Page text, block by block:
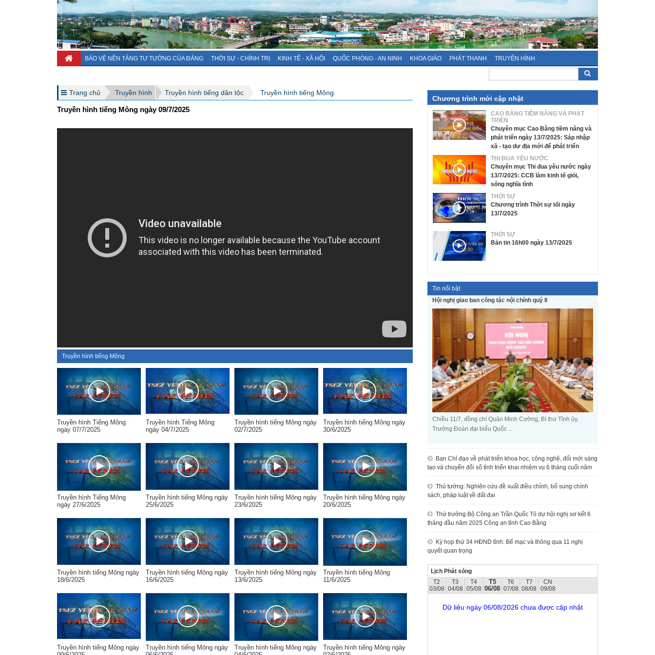
BẢO VỆ NỀN TẢNG TƯ TƯỞNG CỦA ĐẢNG THỜI SỰ - CHÍNH TRỊ KINH TẾ - XÃ HỘI QUỐC PHÒNG - AN NINH KHOA GIÁO PHÁT THANH TRUYỀN HÌNH
Trang chủ Truyền hình Truyền hình tiếng dân tộc Truyền hình tiếng Mông
Truyền hình tiếng Mông ngày 09/7/2025
Truyền hình tiếng Mông
Truyền hình Tiếng Mông
ngày 07/7/2025
Truyền hình Tiếng Mông
ngày 04/7/2025
Truyền hình tiếng Mông ngày
02/7/2025
Truyền hình tiếng Mông ngày
30/6/2025
Truyền hình Tiếng Mông
ngày 27/6/2025
Truyền hình tiếng Mông ngày
25/6/2025
Truyền hình tiếng Mông ngày
23/6/2025
Truyền hình tiếng Mông ngày
20/6/2025
Truyền hình tiếng Mông ngày
18/6/2025
Truyền hình tiếng Mông ngày
16/6/2025
Truyền hình tiếng Mông ngày
13/6/2025
Truyền hình tiếng Mông
11/6/2025
Truyền hình tiếng Mông ngày
Truyền hình tiếng Mông ngày
Truyền hình tiếng Mông ngày
Truyền hình tiếng Mông ngày
Chương trình mới cập nhật
CAO BẰNG TIỀM NĂNG VÀ PHÁT
TRIỂN
Chuyên mục Cao Bằng tiềm năng và
phát triển ngày 13/7/2025: Sáp nhập
xã - tạo dư địa mới để phát triển
THI ĐUA YÊU NƯỚC
Chuyên mục Thi đua yêu nước ngày
13/7/2025: CCB làm kinh tế giỏi,
sống nghĩa tình
THỜI SỰ
Chương trình Thời sự tối ngày
13/7/2025
THỜI SỰ
Bản tin 16h00 ngày 13/7/2025
Tin nổi bật
Hội nghị giao ban công tác nội chính quý II
Chiều 11/7, đồng chí Quản Minh Cường, Bí thư Tỉnh ủy,
Trưởng Đoàn đại biểu Quốc ...
Ban Chỉ đạo về phát triển khoa học, công nghệ, đổi mới sáng
tạo và chuyển đổi số tỉnh triển khai nhiệm vụ 6 tháng cuối năm
Thủ tướng: Nghiên cứu đề xuất điều chỉnh, bổ sung chính
sách, pháp luật về đất đai
Thứ trưởng Bộ Công an Trần Quốc Tỏ dự hội nghị sơ kết 6
tháng đầu năm 2025 Công an tỉnh Cao Bằng
Kỳ họp thứ 34 HĐND tỉnh: Bế mạc và thông qua 11 nghị
quyết quan trọng
Lịch Phát sóng
T2
03/08
T3
04/08
T4
05/08
T5
06/08
T6
07/08
T7
08/08
CN
09/08
Dữ liệu ngày 06/08/2026 chưa được cập nhật